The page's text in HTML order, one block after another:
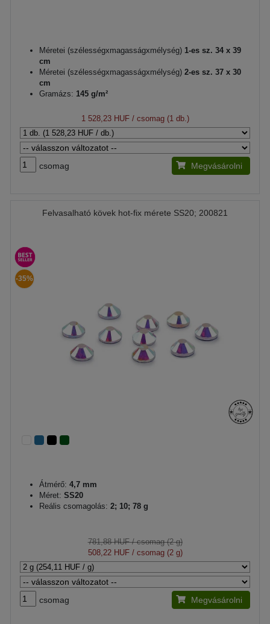
Méretei (szélességxmagasságxmélység) 1-es sz. 34 x 39
cm
Méretei (szélességxmagasságxmélység) 2-es sz. 37 x 30
cm
Gramázs: 145 g/m²
1 528,23 HUF/ csomag (1 db.)
csomag Megvásárolni
Felvasalható kövek hot-fix mérete SS20; 200821
-35%
Átmérő: 4,7 mm
Méret: SS20
Reális csomagolás: 2; 10; 78 g
781,88 HUF/ csomag (2 g)
508,22 HUF/ csomag (2 g)
csomag Megvásárolni